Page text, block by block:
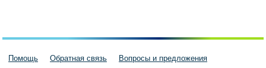
Помощь Обратная связь Вопросы и предложения